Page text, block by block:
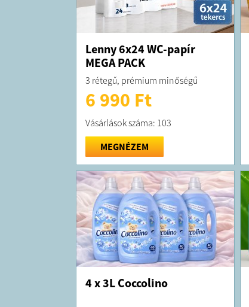
Lenny 6x24 WC-papír
MEGA PACK
3 rétegű, prémium minőségű
6 990 Ft
Vásárlások száma: 103
MEGNÉZEM
4 x 3L Coccolino